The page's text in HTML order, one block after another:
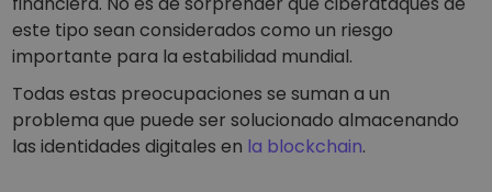
este tipo sean considerados como un riesgo
importante para la estabilidad mundial.
Todas estas preocupaciones se suman a un
problema que puede ser solucionado almacenando
las identidades digitales en la blockchain.